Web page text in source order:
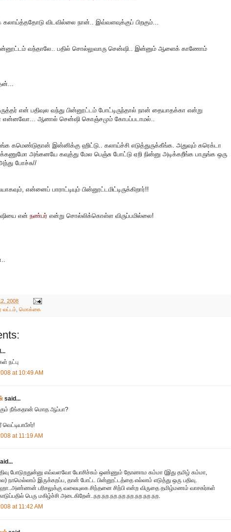
விடவில்லை நான்.. இவ்வளவுக்குப் பிறகும்...
பின்னூட்டம் வந்தாலே.. பதில் சொல்லுவாரு சென்ஷி.. இன்னும் ஆளைக் காணோம்
என் பதிவுல வந்து பின்னூட்டம் போட்டிருந்தால் நான் தையாதக்கா என்று
என்னவோ... ஆனால் சென்ஷி கொஞ்சமும் கோபப்படாமல்..
கமெண்டுதான் இன்னிக்கு ஹிட்டு.. கலாய்ச்சி எடுத்துருக்கீங்க. அதுவும் கரெக்டா
அங்கனயே கவுத்து மேல பெஞ்சு போட்டு ஏறி நின்னு அடிக்கறீங்க பாருங்க ஒரு
போச்சு//
என்னைப் பாராட்டியும் பின்னூட்டமிட்டிருக்கிறார்!!
என் நண்பர் என்று சொல்லிக்கொள்ள விருப்பமில்லை!
2008
வட்டம் மொக்கை
நட்பு
at 10:49 AM
said...
நீங்கதான் மொத ஆப்பா?
at 11:19 AM
போடுறதுன்னு எவ்வளவோ யோசிச்சும் ஒண்ணும் தோணாம சும்மா (இது தமிழ் சும்மா,
நாமெல்லாம் இருக்கறப்ப, தான் போட்ட பின்னூட்டத்தை எல்லாம் எடுத்து ஒரு பதிவு.
பரிசலுக்கு வலையுலக சிந்தனை சிற்பி என்ற விருதை தமிழ்மணம் வாசகர்கள்
பெரு மகிழ்ச்சி அடைகிறேன்..நற.நற.நற.நற.நற.நற.நற.நற.
at 11:42 AM